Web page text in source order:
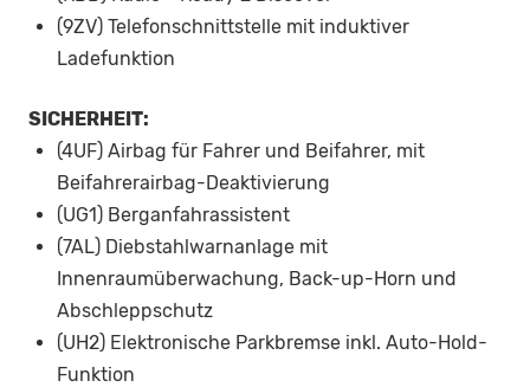
(9ZV) Telefonschnittstelle mit induktiver
Ladefunktion
SICHERHEIT:
(4UF) Airbag für Fahrer und Beifahrer, mit
Beifahrerairbag-Deaktivierung
(UG1) Berganfahrassistent
(7AL) Diebstahlwarnanlage mit
Innenraumüberwachung, Back-up-Horn und
Abschleppschutz
(UH2) Elektronische Parkbremse inkl. Auto-Hold-
Funktion